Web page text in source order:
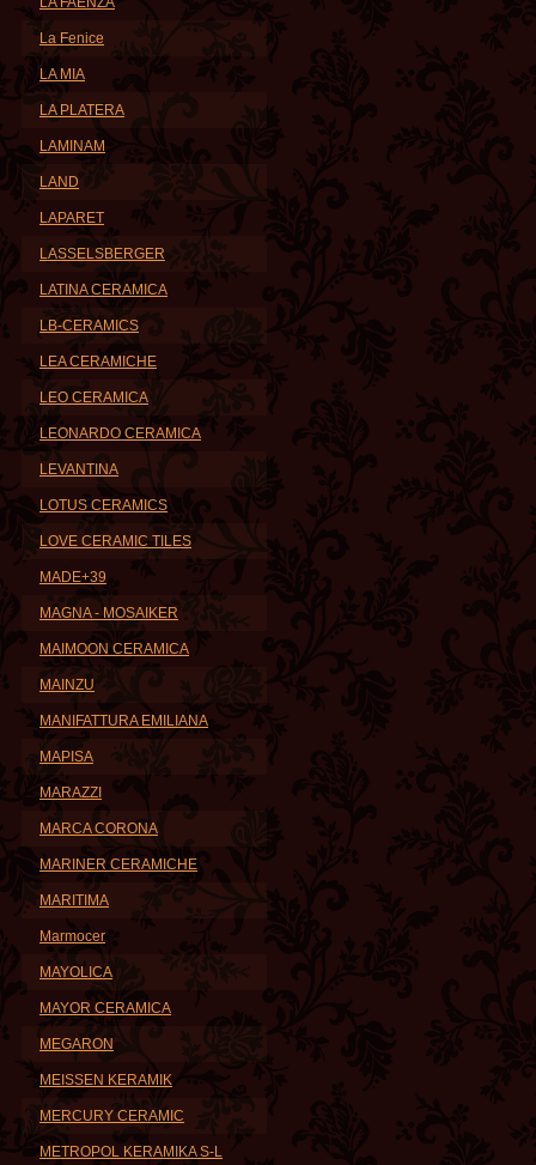
La Fenice
LA MIA
LA PLATERA
LAMINAM
LAND
LAPARET
LASSELSBERGER
LATINA CERAMICA
LB-CERAMICS
LEA CERAMICHE
LEO CERAMICA
LEONARDO CERAMICA
LEVANTINA
LOTUS CERAMICS
LOVE CERAMIC TILES
MADE+39
MAGNA - MOSAIKER
MAIMOON CERAMICA
MAINZU
MANIFATTURA EMILIANA
MAPISA
MARAZZI
MARCA CORONA
MARINER CERAMICHE
MARITIMA
Marmocer
MAYOLICA
MAYOR CERAMICA
MEGARON
MEISSEN KERAMIK
MERCURY CERAMIC
METROPOL KERAMIKA S-L